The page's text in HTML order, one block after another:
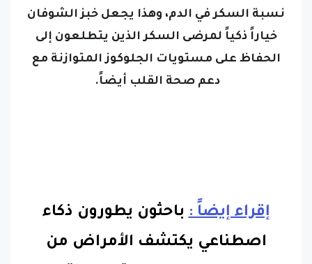
نسبة السكر في الدم، وهذا يجعل خبز الشوفان
خياراً ذكياً لمرضى السكر الذين يتطلعون إلى
الحفاظ على مستويات الجلوكوز المتوازنة مع
دعم صحة القلب أيضاً.
إقراء إيضاً : باحثون يطورون ذكاء
اصطناعي يكتشف الأمراض من